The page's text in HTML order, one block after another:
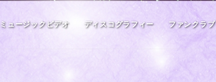
ミュージックビデオ ディスコグラフィー ファンクラブ